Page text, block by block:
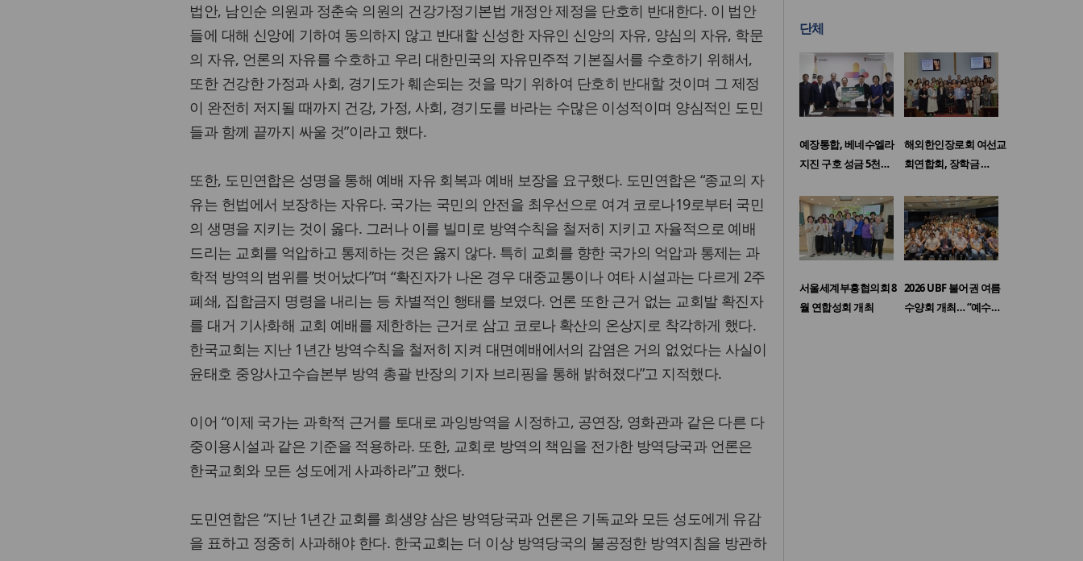
법안, 남인순 의원과 정춘숙 의원의 건강가정기본법 개정안 제정을 단호히 반대한다. 이 법안
들에 대해 신앙에 기하여 동의하지 않고 반대할 신성한 자유인 신앙의 자유, 양심의 자유, 학문
의 자유, 언론의 자유를 수호하고 우리 대한민국의 자유민주적 기본질서를 수호하기 위해서,
또한 건강한 가정과 사회, 경기도가 훼손되는 것을 막기 위하여 단호히 반대할 것이며 그 제정
이 완전히 저지될 때까지 건강, 가정, 사회, 경기도를 바라는 수많은 이성적이며 양심적인 도민
들과 함께 끝까지 싸울 것”이라고 했다.
또한, 도민연합은 성명을 통해 예배 자유 회복과 예배 보장을 요구했다. 도민연합은 “종교의 자
유는 헌법에서 보장하는 자유다. 국가는 국민의 안전을 최우선으로 여겨 코로나19로부터 국민
의 생명을 지키는 것이 옳다. 그러나 이를 빌미로 방역수칙을 철저히 지키고 자율적으로 예배
드리는 교회를 억압하고 통제하는 것은 옳지 않다. 특히 교회를 향한 국가의 억압과 통제는 과
학적 방역의 범위를 벗어났다”며 “확진자가 나온 경우 대중교통이나 여타 시설과는 다르게 2주
폐쇄, 집합금지 명령을 내리는 등 차별적인 행태를 보였다. 언론 또한 근거 없는 교회발 확진자
를 대거 기사화해 교회 예배를 제한하는 근거로 삼고 코로나 확산의 온상지로 착각하게 했다.
한국교회는 지난 1년간 방역수칙을 철저히 지켜 대면예배에서의 감염은 거의 없었다는 사실이
윤태호 중앙사고수습본부 방역 총괄 반장의 기자 브리핑을 통해 밝혀졌다”고 지적했다.
이어 “이제 국가는 과학적 근거를 토대로 과잉방역을 시정하고, 공연장, 영화관과 같은 다른 다
중이용시설과 같은 기준을 적용하라. 또한, 교회로 방역의 책임을 전가한 방역당국과 언론은
한국교회와 모든 성도에게 사과하라”고 했다.
도민연합은 “지난 1년간 교회를 희생양 삼은 방역당국과 언론은 기독교와 모든 성도에게 유감
을 표하고 정중히 사과해야 한다. 한국교회는 더 이상 방역당국의 불공정한 방역지침을 방관하
단체
예장통합, 베네수엘라
지진 구호 성금 5천…
해외한인장로회 여선교
회연합회, 장학금 …
서울세계부흥협의회 8
월 연합성회 개최
2026 UBF 불어권 여름
수양회 개최… “예수…